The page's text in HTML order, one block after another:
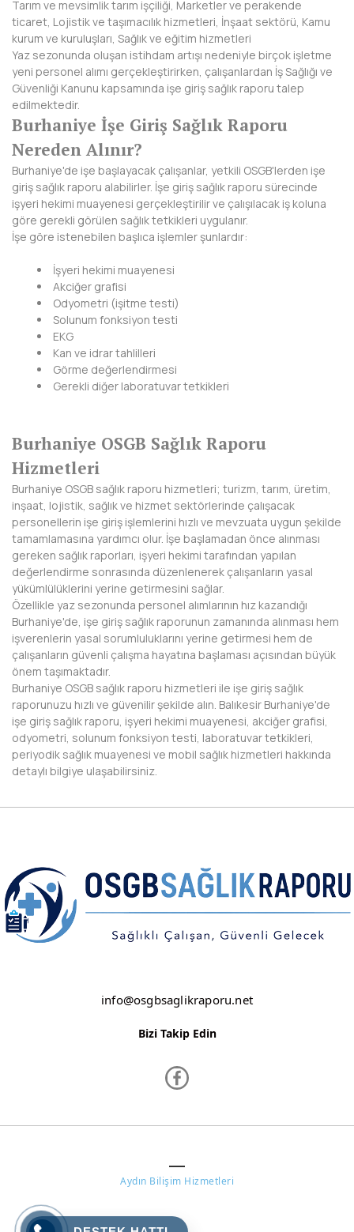
BURSA
ÇANAKKALE
ÇANKIRI
ÇORUM
DENİZLİ
DİYARBAKIR
DÜZCE
EDİRNE
ELAZIĞ
ERZİNCAN
ERZURUM
GİRESUN
GÜMÜŞHANE
HAKKARİ
HATAY
IĞDIR
ISPARTA
KAHRAMANMARAŞ
KARABÜK
KARAMAN
KARS
KIRKLARELİ
KIRŞEHİR
MARDİN
MUŞ
Tarım ve mevsimlik tarım işçiliği, Marketler ve perakende
ticaret, Lojistik ve taşımacılık hizmetleri, İnşaat sektörü, Kamu
kurum ve kuruluşları, Sağlık ve eğitim hizmetleri
Yaz sezonunda oluşan istihdam artışı nedeniyle birçok işletme
yeni personel alımı gerçekleştirirken, çalışanlardan İş Sağlığı ve
Güvenliği Kanunu kapsamında işe giriş sağlık raporu talep
edilmektedir.
Burhaniye İşe Giriş Sağlık Raporu
Nereden Alınır?
Burhaniye'de işe başlayacak çalışanlar, yetkili OSGB'lerden işe
giriş sağlık raporu alabilirler. İşe giriş sağlık raporu sürecinde
işyeri hekimi muayenesi gerçekleştirilir ve çalışılacak iş koluna
göre gerekli görülen sağlık tetkikleri uygulanır.
İşe göre istenebilen başlıca işlemler şunlardır:
İşyeri hekimi muayenesi
Akciğer grafisi
Odyometri (işitme testi)
Solunum fonksiyon testi
EKG
Kan ve idrar tahlilleri
Görme değerlendirmesi
Gerekli diğer laboratuvar tetkikleri
Burhaniye OSGB Sağlık Raporu
Hizmetleri
Burhaniye OSGB sağlık raporu hizmetleri; turizm, tarım, üretim,
inşaat, lojistik, sağlık ve hizmet sektörlerinde çalışacak
personellerin işe giriş işlemlerini hızlı ve mevzuata uygun şekilde
tamamlamasına yardımcı olur. İşe başlamadan önce alınması
gereken sağlık raporları, işyeri hekimi tarafından yapılan
değerlendirme sonrasında düzenlenerek çalışanların yasal
yükümlülüklerini yerine getirmesini sağlar.
Özellikle yaz sezonunda personel alımlarının hız kazandığı
Burhaniye'de, işe giriş sağlık raporunun zamanında alınması hem
işverenlerin yasal sorumluluklarını yerine getirmesi hem de
çalışanların güvenli çalışma hayatına başlaması açısından büyük
önem taşımaktadır.
Burhaniye OSGB sağlık raporu hizmetleri ile işe giriş sağlık
raporunuzu hızlı ve güvenilir şekilde alın. Balıkesir Burhaniye'de
işe giriş sağlık raporu, işyeri hekimi muayenesi, akciğer grafisi,
odyometri, solunum fonksiyon testi, laboratuvar tetkikleri,
periyodik sağlık muayenesi ve mobil sağlık hizmetleri hakkında
detaylı bilgiye ulaşabilirsiniz.
info@osgbsaglikraporu.net
Bizi Takip Edin
Aydın Bilişim Hizmetleri